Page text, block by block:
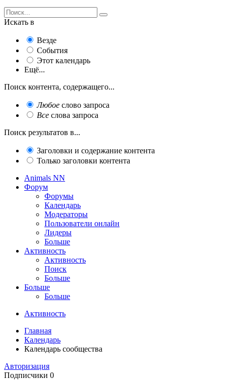
Искать в
Везде
События
Этот календарь
Ещё...
Поиск контента, содержащего...
Любое слово запроса
Все слова запроса
Поиск результатов в...
Заголовки и содержание контента
Только заголовки контента
Animals NN
Форум
Форумы
Календарь
Модераторы
Пользователи онлайн
Лидеры
Больше
Активность
Активность
Поиск
Больше
Больше
Больше
Активность
Главная
Календарь
Календарь сообщества
Авторизация
Подписчики 0